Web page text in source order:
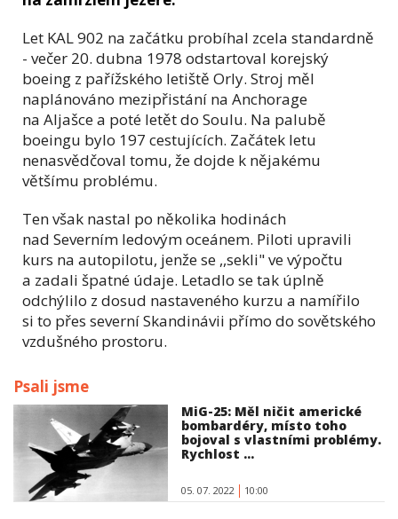
Let KAL 902 na začátku probíhal zcela standardně
- večer 20. dubna 1978 odstartoval korejský
boeing z pařížského letiště Orly. Stroj měl
naplánováno mezipřistání na Anchorage
na Aljašce a poté letět do Soulu. Na palubě
boeingu bylo 197 cestujících. Začátek letu
nenasvědčoval tomu, že dojde k nějakému
většímu problému.
Ten však nastal po několika hodinách
nad Severním ledovým oceánem. Piloti upravili
kurs na autopilotu, jenže se ,,sekli" ve výpočtu
a zadali špatné údaje. Letadlo se tak úplně
odchýlilo z dosud nastaveného kurzu a namířilo
si to přes severní Skandinávii přímo do sovětského
vzdušného prostoru.
Psali jsme
MiG-25: Měl ničit americké
bombardéry, místo toho
bojoval s vlastními problémy.
Rychlost ...
05. 07. 2022 10:00